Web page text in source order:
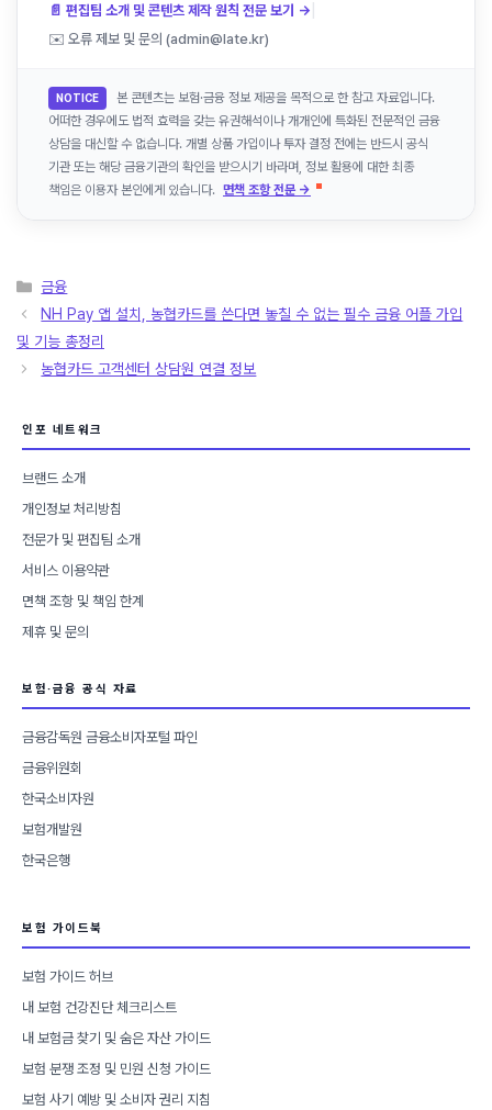
📄 편집팀 소개 및 콘텐츠 제작 원칙 전문 보기 →
✉️ 오류 제보 및 문의 (admin@late.kr)
NOTICE
본 콘텐츠는 보험·금융 정보 제공을 목적으로 한 참고 자료입니다.
어떠한 경우에도 법적 효력을 갖는 유권해석이나 개개인에 특화된 전문적인 금융
상담을 대신할 수 없습니다. 개별 상품 가입이나 투자 결정 전에는 반드시 공식
기관 또는 해당 금융기관의 확인을 받으시기 바라며, 정보 활용에 대한 최종
책임은 이용자 본인에게 있습니다. 면책 조항 전문 →
카
테
리
금융
NH Pay 앱 설치, 농협카드를 쓴다면 놓칠 수 없는 필수 금융 어플 가입
및 기능 총정리
농협카드 고객센터 상담원 연결 정보
인포 네트워크
브랜드 소개
개인정보 처리방침
전문가 및 편집팀 소개
서비스 이용약관
면책 조항 및 책임 한계
제휴 및 문의
보험·금융 공식 자료
금융감독원 금융소비자포털 파인
금융위원회
한국소비자원
보험개발원
한국은행
보험 가이드북
보험 가이드 허브
내 보험 건강진단 체크리스트
내 보험금 찾기 및 숨은 자산 가이드
보험 분쟁 조정 및 민원 신청 가이드
보험 사기 예방 및 소비자 권리 지침